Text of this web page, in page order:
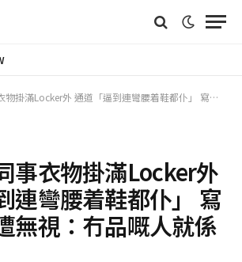
外 通道「逼到連彎腰着鞋都仆」 寫紙仔提醒遭無視：冇品嘅人就係冇品
事衣物掛滿Locker外
連彎腰着鞋都仆」 寫
無視：冇品嘅人就係